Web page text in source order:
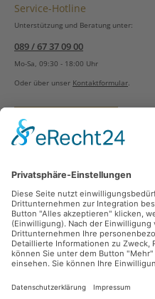
Service-Hotline
Unterstützung und Beratung unter:
089 / 67 37 09 00
Mo-Sa, 09:30 - 18:00 Uhr
Oder über unser Kontaktformular.
Vertrag widerrufen
Zahlungsarten
Sicher Einkaufen
Ladengeschäft
Newsletter